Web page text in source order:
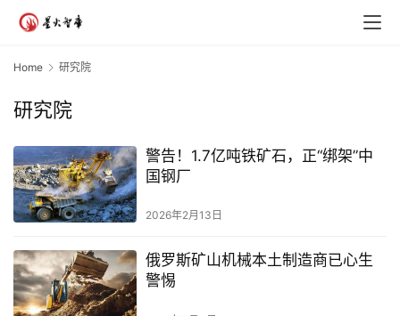
Home 研究院
研究院
警告！1.7亿吨铁矿石，正“绑架”中
国钢厂
2026年2月13日
俄罗斯矿山机械本土制造商已心生
警惕